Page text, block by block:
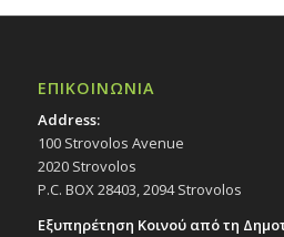
ΕΠΙΚΟΙΝΩΝΙΑ
Address:
100 Strovolos Avenue
2020 Strovolos
P.C. BOX 28403, 2094 Strovolos
Εξυπηρέτηση Κοινού από τη